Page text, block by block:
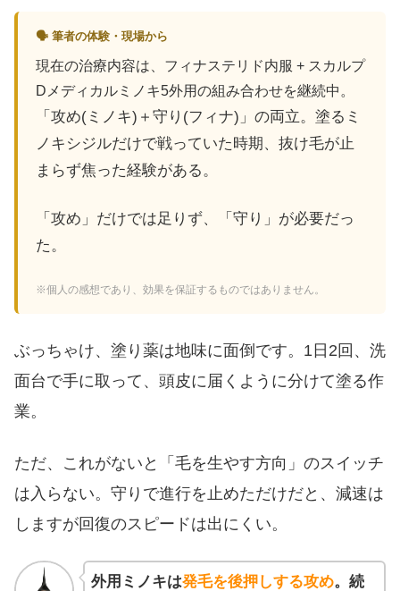
🗣 筆者の体験・現場から
現在の治療内容は、フィナステリド内服 + スカルプ
Dメディカルミノキ5外用の組み合わせを継続中。
「攻め(ミノキ)＋守り(フィナ)」の両立。塗るミ
ノキシジルだけで戦っていた時期、抜け毛が止
まらず焦った経験がある。
「攻め」だけでは足りず、「守り」が必要だっ
た。
※個人の感想であり、効果を保証するものではありません。
ぶっちゃけ、塗り薬は地味に面倒です。1日2回、洗
面台で手に取って、頭皮に届くように分けて塗る作
業。
ただ、これがないと「毛を生やす方向」のスイッチ
は入らない。守りで進行を止めただけだと、減速は
しますが回復のスピードは出にくい。
外用ミノキは発毛を後押しする攻め。続